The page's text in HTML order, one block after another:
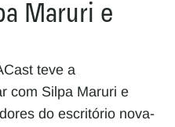
Maruri e
teve a
com Silpa Maruri e
do escritório nova-